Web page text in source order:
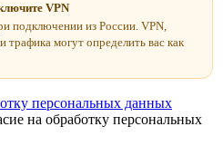
VPN
подключении из России. VPN,
могут определить вас как
персональных данных
на обработку персональных